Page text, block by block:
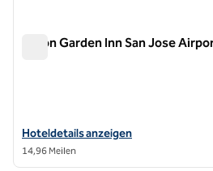
Hilton Garden Inn San Jose
Hoteldetails für das Hilton Garden Inn
Hoteldetails anzeigen
14,96 Meilen